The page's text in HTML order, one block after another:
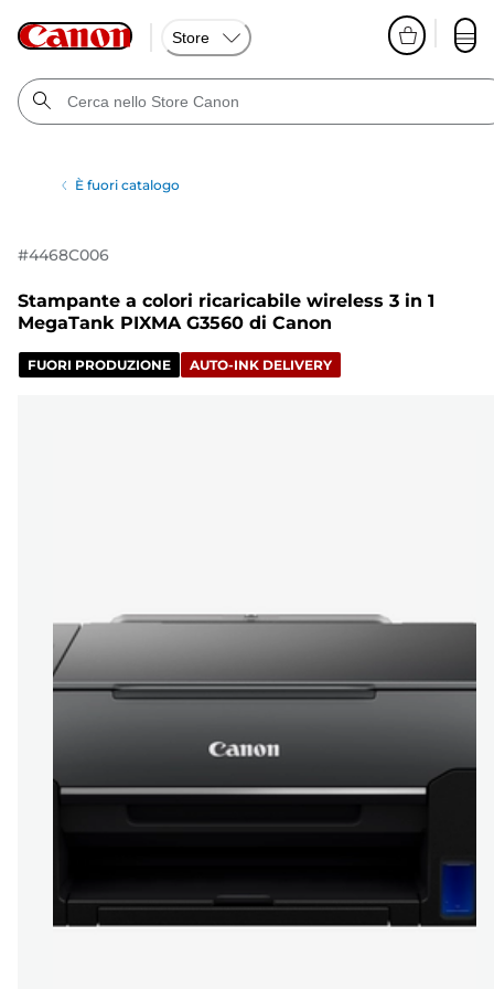
Store
È fuori catalogo
#4468C006
Stampante a colori ricaricabile wireless 3 in 1
MegaTank PIXMA G3560 di Canon
FUORI PRODUZIONE AUTO-INK DELIVERY